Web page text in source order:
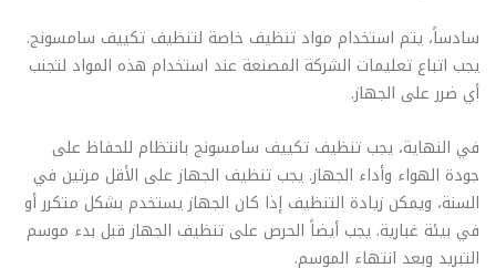
سادساً، يتم استخدام مواد تنظيف خاصة لتنظيف تكييف سامسونج.
يجب اتباع تعليمات الشركة المصنعة عند استخدام هذه المواد لتجنب
أي ضرر على الجهاز.
في النهاية، يجب تنظيف تكييف سامسونج بانتظام للحفاظ على
جودة الهواء وأداء الجهاز. يجب تنظيف الجهاز على الأقل مرتين في
السنة، ويمكن زيادة التنظيف إذا كان الجهاز يستخدم بشكل متكرر أو
في بيئة غبارية. يجب أيضاً الحرص على تنظيف الجهاز قبل بدء موسم
التبريد وبعد انتهاء الموسم.